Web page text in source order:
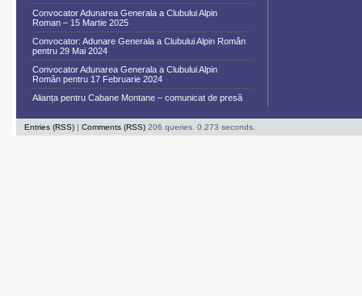
Convocator Adunarea Generala a Clubului Alpin
Roman – 15 Martie 2025
Convocator: Adunare Generala a Clubului Alpin Român
pentru 29 Mai 2024
Convocator Adunarea Generala a Clubului Alpin
Român pentru 17 Februarie 2024
Alianța pentru Cabane Montane – comunicat de presă
Entries (RSS) | Comments (RSS) 206 queries. 0.273 seconds.